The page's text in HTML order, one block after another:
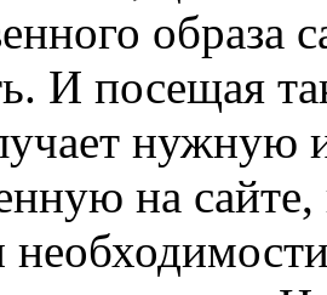
образа
И посещая
на